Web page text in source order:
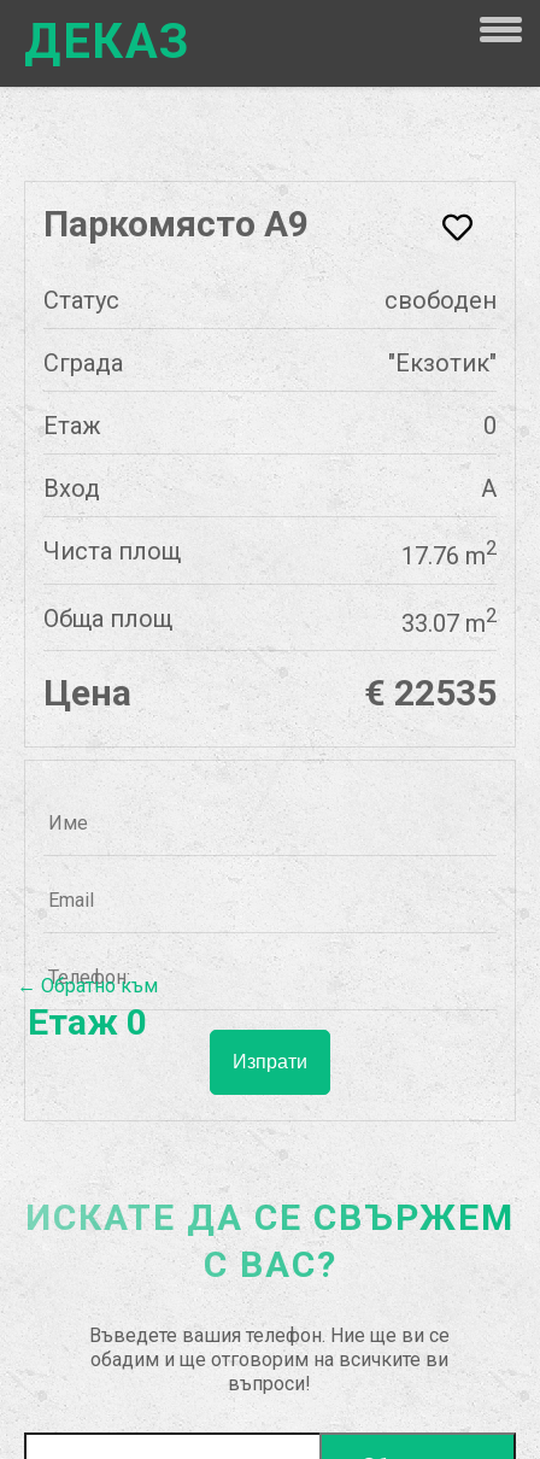
ДЕКАЗ
Паркомясто А9
Статус свободен
Сграда "Екзотик"
Етаж 0
Вход А
Чиста площ 17.76 m2
Обща площ 33.07 m2
Цена € 22535
ИСКАТЕ ДА СЕ СВЪРЖЕМ
С ВАС?
Въведете вашия телефон. Ние ще ви се
обадим и ще отговорим на всичките ви
въпроси!
← Обратно към
Етаж 0